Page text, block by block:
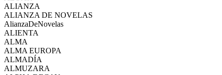
ALIANZA
ALIANZA DE NOVELAS
AlianzaDeNovelas
ALIENTA
ALMA
ALMA EUROPA
ALMADÍA
ALMUZARA